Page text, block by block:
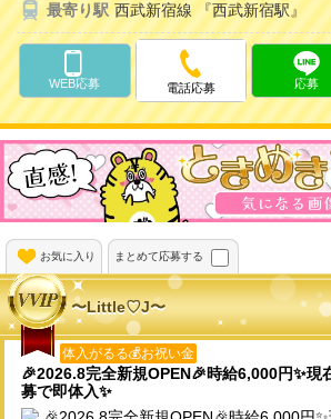
最寄り駅 西武新宿線 『西武新宿駅』
WEB応募 電話応募 応募
お気に入り まとめて応募する
〜Little♡J〜
体入がるる💰お祝い金
🎉2026.8完全新規OPEN🎉時給6,000円✨️現
募で即体入✨️